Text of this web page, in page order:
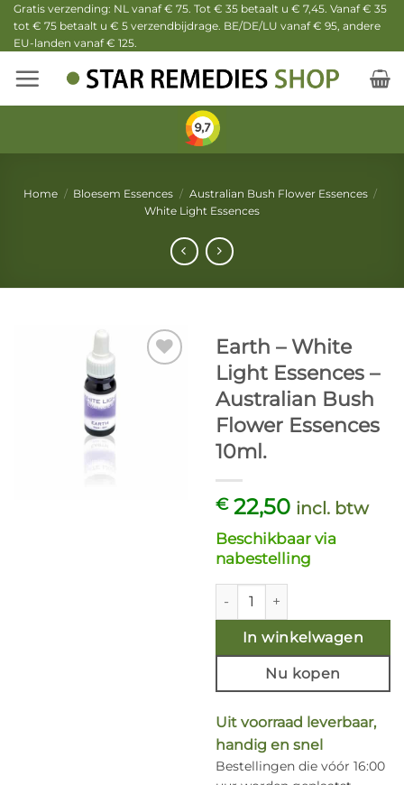
Ga
naar
inhoud
Gratis verzending: NL vanaf € 75. Tot € 35 betaalt u € 7,45. Vanaf € 35
tot € 75 betaalt u € 5 verzendbijdrage. BE/DE/LU vanaf € 95, andere
EU-landen vanaf € 125.
Home / Bloesem Essences / Australian Bush Flower Essences /
White Light Essences
Earth – White
Light Essences –
Australian Bush
Flower Essences
10ml.
€22,50 incl. btw
Beschikbaar via
nabestelling
Earth - White Light
In winkelwagen
Nu kopen
Uit voorraad leverbaar,
handig en snel
Bestellingen die vóór 16:00